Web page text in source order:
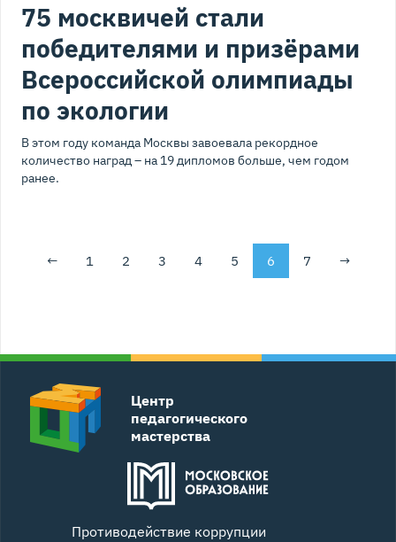
75 москвичей стали
победителями и призёрами
Всероссийской олимпиады
по экологии
В этом году команда Москвы завоевала рекордное
количество наград – на 19 дипломов больше, чем годом
ранее.
← 1 2 3 4 5 6 7 →
Центр
педагогического
мастерства
Противодействие коррупции